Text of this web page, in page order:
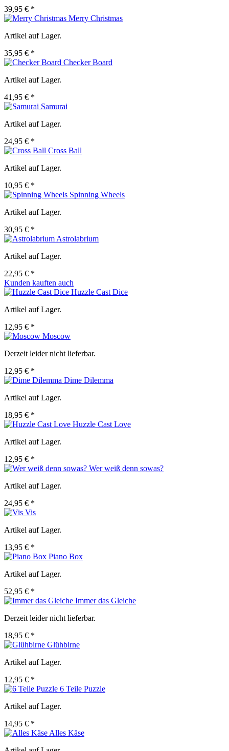
39,95 € *
Merry Christmas
Artikel auf Lager.
35,95 € *
Checker Board
Artikel auf Lager.
41,95 € *
Samurai
Artikel auf Lager.
24,95 € *
Cross Ball
Artikel auf Lager.
10,95 € *
Spinning Wheels
Artikel auf Lager.
30,95 € *
Astrolabrium
Artikel auf Lager.
22,95 € *
Kunden kauften auch
Huzzle Cast Dice
Artikel auf Lager.
12,95 € *
Moscow
Derzeit leider nicht lieferbar.
12,95 € *
Dime Dilemma
Artikel auf Lager.
18,95 € *
Huzzle Cast Love
Artikel auf Lager.
12,95 € *
Wer weiß denn sowas?
Artikel auf Lager.
24,95 € *
Vis
Artikel auf Lager.
13,95 € *
Piano Box
Artikel auf Lager.
52,95 € *
Immer das Gleiche
Derzeit leider nicht lieferbar.
18,95 € *
Glühbirne
Artikel auf Lager.
12,95 € *
6 Teile Puzzle
Artikel auf Lager.
14,95 € *
Alles Käse